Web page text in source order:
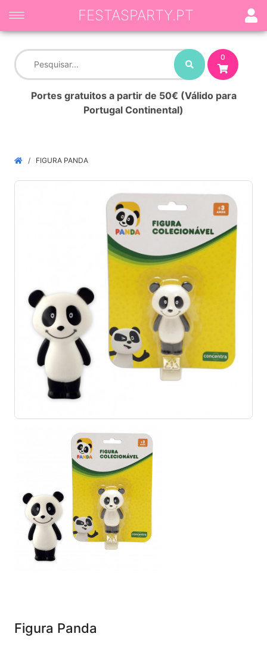
0
Portes gratuitos a partir de 50€ (Válido para
Portugal Continental)
FESTASPARTY.PT
FIGURA PANDA
Figura Panda